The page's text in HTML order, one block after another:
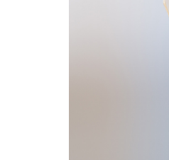
de letra